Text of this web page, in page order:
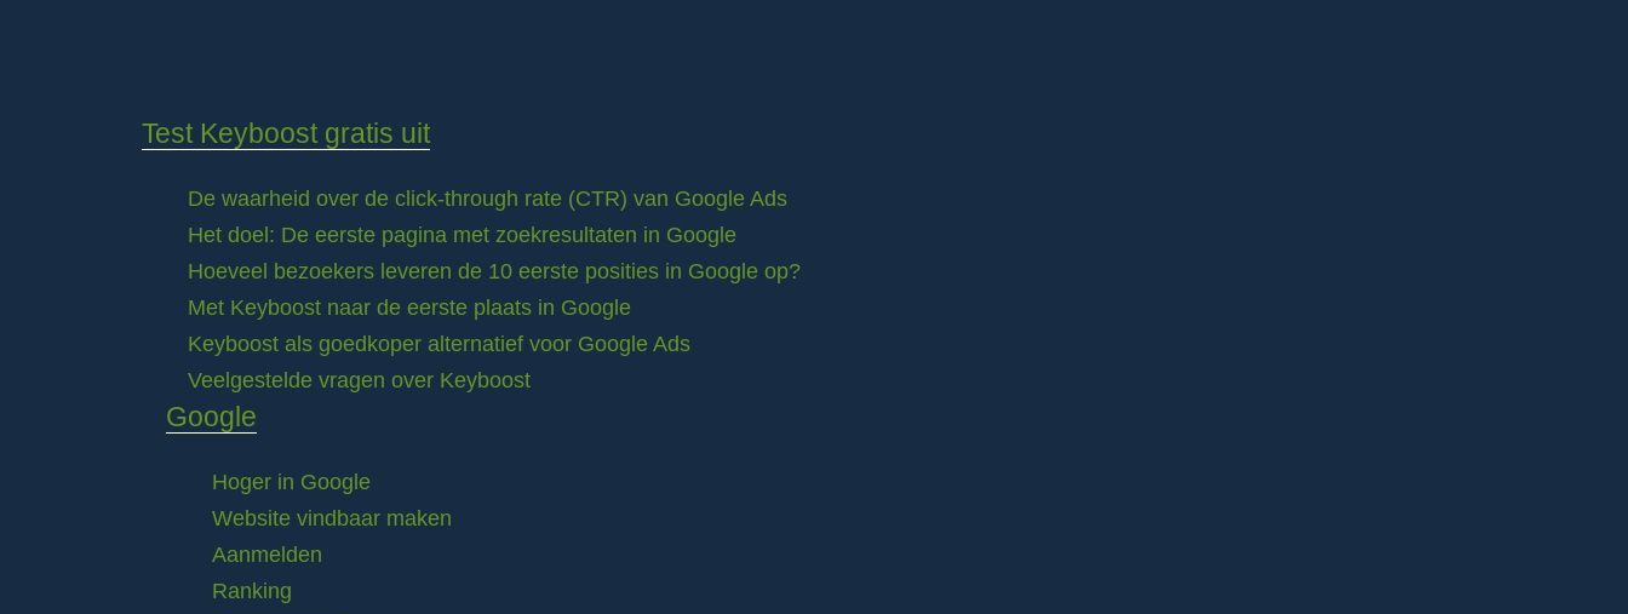
Test Keyboost gratis uit
De waarheid over de click-through rate (CTR) van Google Ads
Het doel: De eerste pagina met zoekresultaten in Google
Hoeveel bezoekers leveren de 10 eerste posities in Google op?
Met Keyboost naar de eerste plaats in Google
Keyboost als goedkoper alternatief voor Google Ads
Veelgestelde vragen over Keyboost
Google
Hoger in Google
Website vindbaar maken
Aanmelden
Ranking